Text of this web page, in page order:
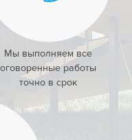
Мы выполняем все
оговоренные работы
точно в срок